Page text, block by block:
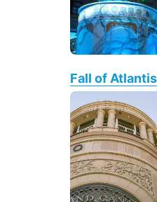
Fall of